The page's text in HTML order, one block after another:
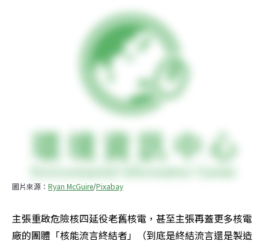
圖片來源： Ryan McGuire/Pixabay
主張重啟危險核四延役老舊核電，甚至主張再蓋更多核電
廠的團體「核能流言終結者」（到底是終結流言還是製造